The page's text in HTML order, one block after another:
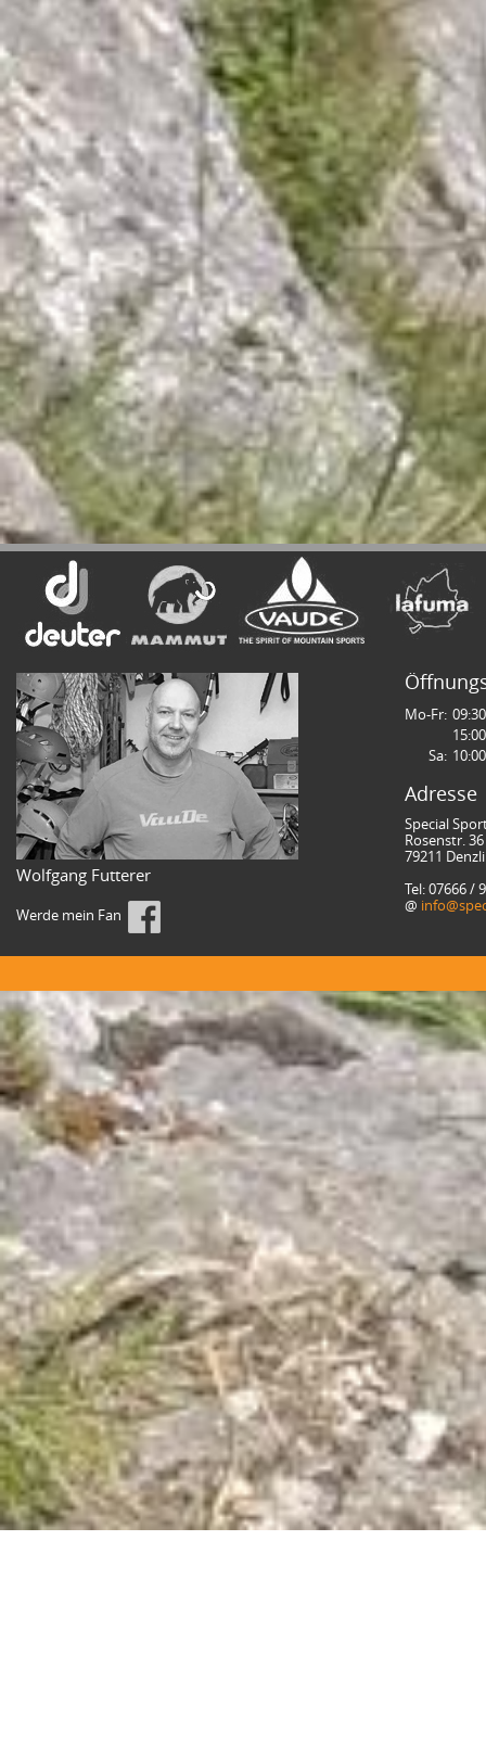
Wolfgang Futterer
Werde mein Fan
Mo-Fr:
Sa:
Adresse
Special
Rosenstr. 36
79211
Tel: 07666 /
@